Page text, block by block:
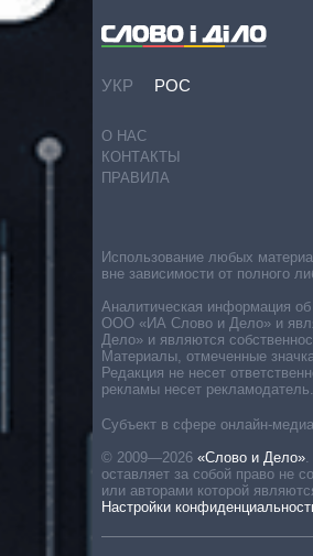
УКР РОС
О НАС
КОНТАКТЫ
ПРАВИЛА
Субъект в сфере онлайн-
© 2009—2026 «Слово и Дело»
оставляет за собой право не
или авторами которой
Настройки
Использование любых
вне зависимости от полного
Аналитическая информация
ООО «ИА Слово и Дело» и
Дело» и являются
Материалы, отмеченные
Редакция не несет
рекламы несет рекламодатель.